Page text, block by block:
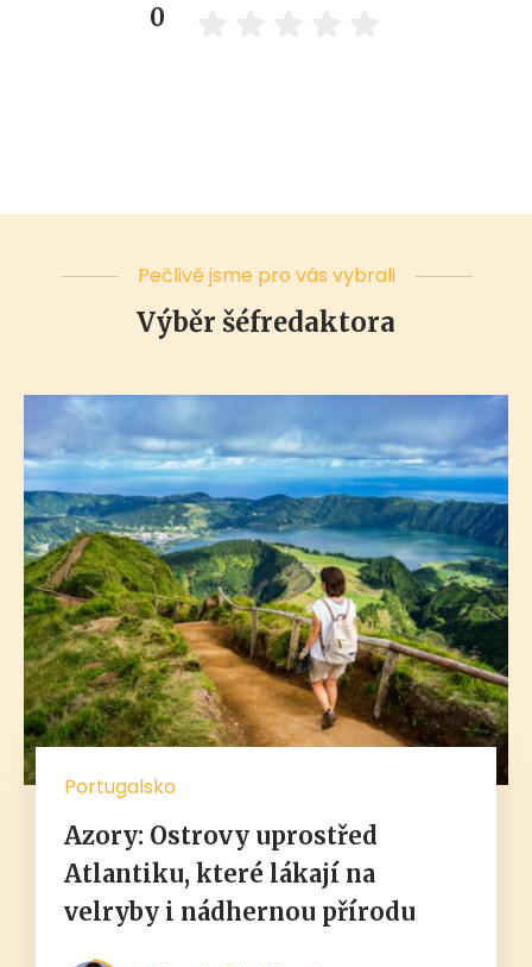
0
Pečlivě jsme pro vás vybrali
Výběr šéfredaktora
Portugalsko
Azory: Ostrovy uprostřed
Atlantiku, které lákají na
velryby i nádhernou přírodu